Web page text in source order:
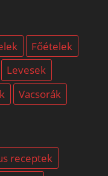
Főételek
Levesek
Vacsorák
receptek